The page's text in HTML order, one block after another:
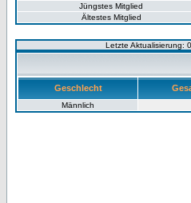
Jüngstes Mitglied
Ältestes Mitglied
Letzte Aktualisierung:
Geschlecht
Männlich